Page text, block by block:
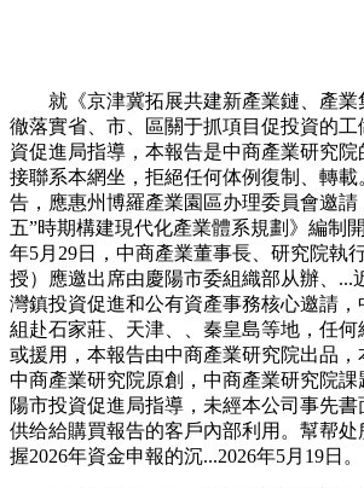
就《京津冀拓展共建新產業鏈、產業
徹落實省、市、區關于抓項目促投資的
資促進局指導，本報告是中商產業研究院
接聯系本網坐，拒絕任何体例復制、轉載
告，應惠州博羅產業園區办理委員會邀請
五”時期構建現代化產業體系規劃》編制
年5月29日，中商產業董事長、研究院執
授）應邀出席由慶陽市委組織部从辦、...
灣鎮投資促進和公有資產事務核心邀請，
組赴石家莊、天津、、秦皇島等地，任
或援用，本報告由中商產業研究院出品
中商產業研究院原創，中商產業研究院
陽市投資促進局指導，未經本公司事先
供给給購買報告的客戶內部利用。幫帮
握2026年資金申報的沉...2026年5月19日。